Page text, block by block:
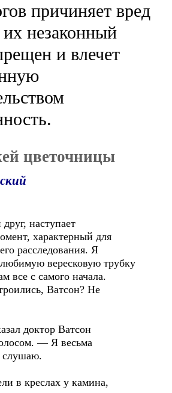
причиняет вред
незаконный
и влечет
цветочницы
наступает
характерный для
расследования. Я
вересковую трубку
все с самого начала.
Ватсон? Не
доктор Ватсон
— Я весьма
слушаю.
в креслах у камина,